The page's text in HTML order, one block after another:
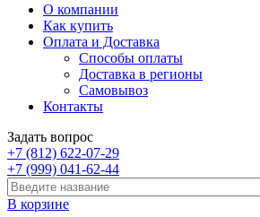
О компании
Как купить
Оплата и Доставка
Способы оплаты
Доставка в регионы
Самовывоз
Контакты
Задать вопрос
+7 (812) 622-07-29
+7 (999) 041-62-44
В корзине